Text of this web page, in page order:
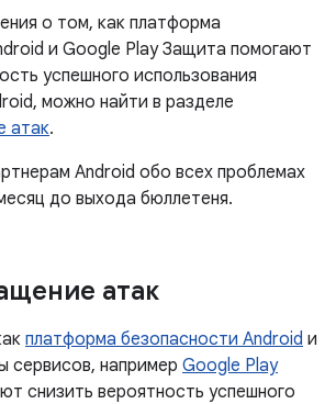
о том, как платформа
и Google Play Защита помогают
успешного использования
можно найти в разделе
атак.
Android обо всех проблемах
до выхода бюллетеня.
атак
платформа безопасности Android и
сервисов, например Google Play
снизить вероятность успешного